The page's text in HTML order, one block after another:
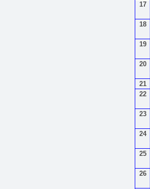
17
18
19
20
21
22
23
24
25
26